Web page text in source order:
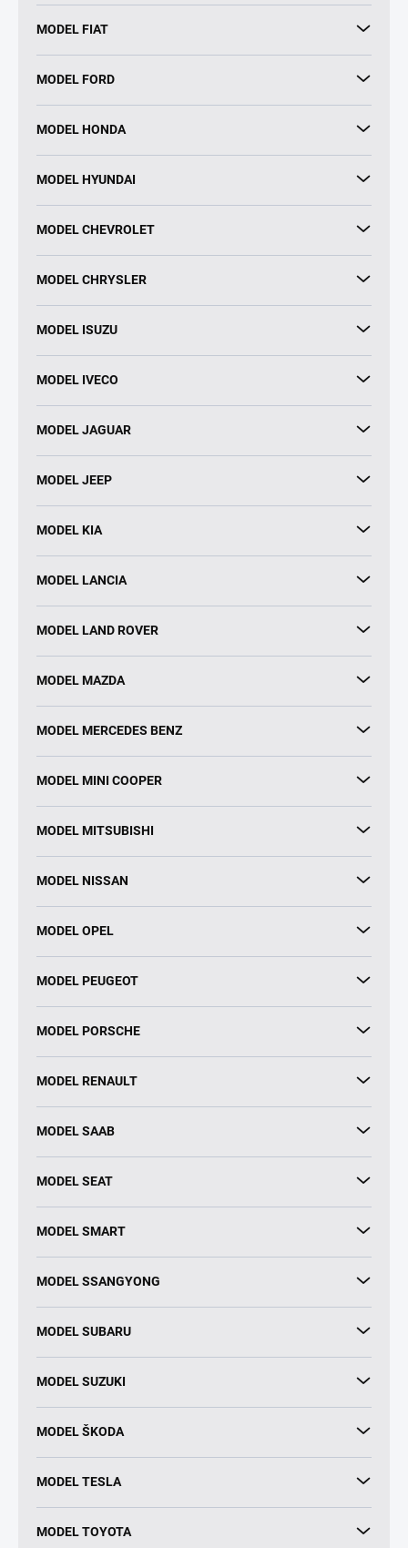
MODEL FIAT
MODEL FORD
MODEL HONDA
MODEL HYUNDAI
MODEL CHEVROLET
MODEL CHRYSLER
MODEL ISUZU
MODEL IVECO
MODEL JAGUAR
MODEL JEEP
MODEL KIA
MODEL LANCIA
MODEL LAND ROVER
MODEL MAZDA
MODEL MERCEDES BENZ
MODEL MINI COOPER
MODEL MITSUBISHI
MODEL NISSAN
MODEL OPEL
MODEL PEUGEOT
MODEL PORSCHE
MODEL RENAULT
MODEL SAAB
MODEL SEAT
MODEL SMART
MODEL SSANGYONG
MODEL SUBARU
MODEL SUZUKI
MODEL ŠKODA
MODEL TESLA
MODEL TOYOTA